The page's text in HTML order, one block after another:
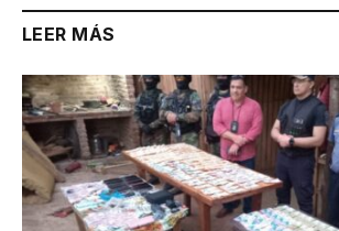
LEER MÁS